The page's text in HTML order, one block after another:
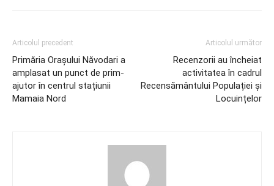
Articolul precedent
Primăria Orașului Năvodari a
amplasat un punct de prim-
ajutor în centrul stațiunii
Mamaia Nord
Articolul următor
Recenzorii au încheiat
activitatea în cadrul
Recensământului Populației și
Locuințelor